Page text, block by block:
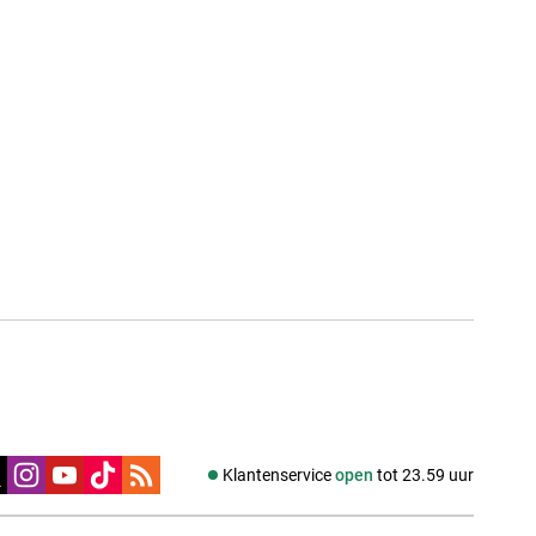
Klantenserviceopen tot 23.59 uur